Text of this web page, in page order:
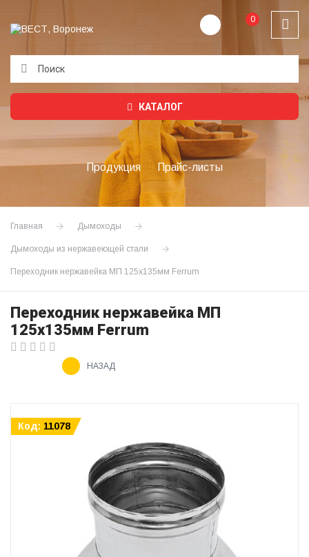
0
КАТАЛОГ
Продукция Прайс-листы
Главная Дымоходы
Дымоходы из нержавеющей стали
Переходник нержавейка МП 125х135мм Ferrum
Переходник нержавейка МП
125х135мм Ferrum
НАЗАД
Код: 11078